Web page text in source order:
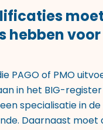
voor
PAGO of PMO
in het BIG-
specialisatie in de
Daarnaast moet